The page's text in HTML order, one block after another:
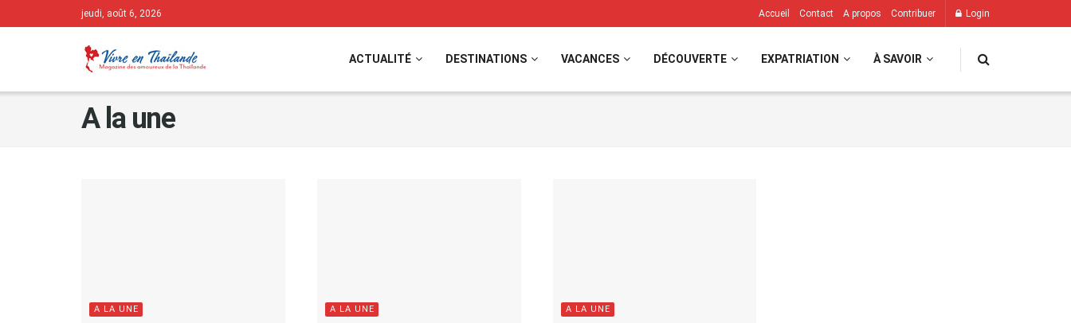
jeudi, août 6, 2026 Accueil Contact A propos Contribuer Login
ACTUALITÉ DESTINATIONS VACANCES DÉCOUVERTE EXPATRIATION À SAVOIR
A la une
A LA UNE A LA UNE A LA UNE